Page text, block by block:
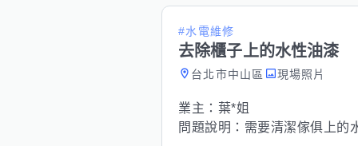
#水電維修
去除櫃子上的水性油漆
台北市中山區 現場照片
業主： 葉*姐
問題說明： 需要清潔傢俱上的